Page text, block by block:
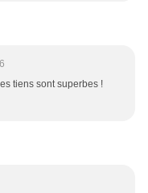
tiens sont superbes !